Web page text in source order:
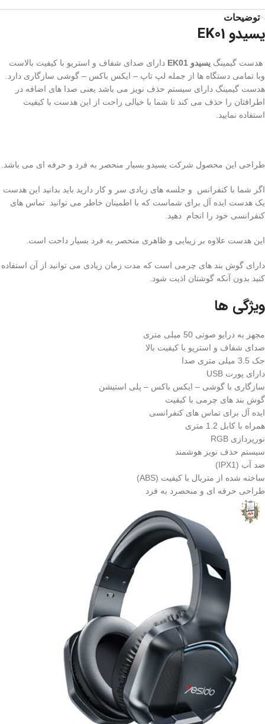
توضیحات
یسیدو EK01
هدست گیمینگ یسیدو EK01
دارای صدای شفاف و استریو با کیفیت بالاست
وبا تمامی دستگاه ها از جمله لپ تاپ – ایکس باکس – گوشی سازگاری دارد.
هدست گیمینگ دارای سیستم حذف نویز می باشد یعنی صدا های اضافه در
اطرافتان را حذف می کند تا شما با خیالی راحت از این هدست با کیفیت
استفاده نمایید.
طراحی این محصول شرکت یسیدو بسیار منحصر به فرد و حرفه ای می باشد.
اگر شما با کنفرانس و جلسه های زیادی سر و کار دارید باید بدانید این هدست
یک هدست ایده آل برای شماست که با اطمینان خاطر می توانید تماس های
کنفرانسی خود را انجام دهید.
این هدست علاوه بر زیبایی و ظاهری منحصر به فرد بسیار داحت است.
دارای گوش بند های چرمی است که مدت زمان زیادی می توانید از آن استفاده
کنید بدون آنکه گوشتان اذیت شود.
ویژگی ها
مجهز به درایو صوتی 50 میلی متری
صدای شفاف و استریو با کیفیت بالا
جک 3.5 میلی متری صدا
دارای پورت USB
سازگاری با گوشی – ایکس باکس – پلی استیشن
گوش بند های چرمی با کیفیت
ایده آل برای تماس های کنفرانسی
همراه با کابل 1.2 متری
نورپردازی RGB
سیستم حذف نویز هوشمند
ضد آب (IPX1)
ساخته شده از متریال با کیفیت (ABS)
طراحی حرفه ای و منحصرد به فرد